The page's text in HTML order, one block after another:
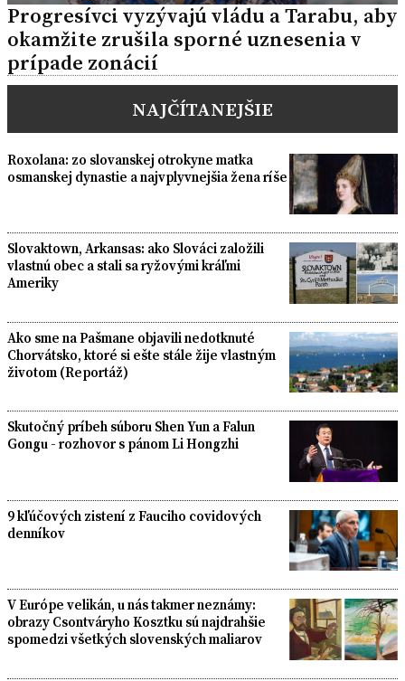
Progresívci vyzývajú vládu a Tarabu, aby
okamžite zrušila sporné uznesenia v
prípade zonácií
NAJČÍTANEJŠIE
Roxolana: zo slovanskej otrokyne matka
osmanskej dynastie a najvplyvnejšia žena ríše
Slovaktown, Arkansas: ako Slováci založili
vlastnú obec a stali sa ryžovými kráľmi
Ameriky
Ako sme na Pašmane objavili nedotknuté
Chorvátsko, ktoré si ešte stále žije vlastným
životom (Reportáž)
Skutočný príbeh súboru Shen Yun a Falun
Gongu - rozhovor s pánom Li Hongzhi
9 kľúčových zistení z Fauciho covidových
denníkov
V Európe velikán, u nás takmer neznámy:
obrazy Csontváryho Kosztku sú najdrahšie
spomedzi všetkých slovenských maliarov